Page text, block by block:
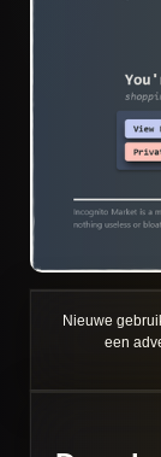
Nieuwe
een